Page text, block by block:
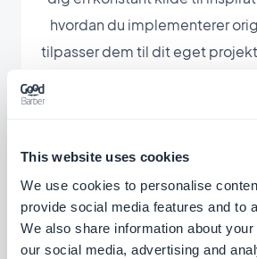
This website uses cookies
We use cookies to personalise
provide social media features and to
We also share information about
our social media, advertising and
hvordan du implementerer
tilpasser dem til dit eget
Associerede